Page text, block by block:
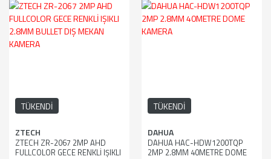
TÜKENDİ
ZTECH
ZTECH ZR-2067 2MP AHD
FULLCOLOR GECE RENKLİ IŞIKLI
TÜKENDİ
DAHUA
DAHUA HAC-HDW1200TQP
2MP 2.8MM 40METRE DOME